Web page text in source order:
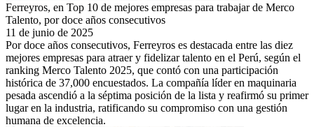
Ferreyros, en Top 10 de mejores empresas para trabajar de Merco
Talento, por doce años consecutivos
11 de junio de 2025
Por doce años consecutivos, Ferreyros es destacada entre las diez
mejores empresas para atraer y fidelizar talento en el Perú, según el
ranking Merco Talento 2025, que contó con una participación
histórica de 37,000 encuestados. La compañía líder en maquinaria
pesada ascendió a la séptima posición de la lista y reafirmó su primer
lugar en la industria, ratificando su compromiso con una gestión
humana de excelencia.